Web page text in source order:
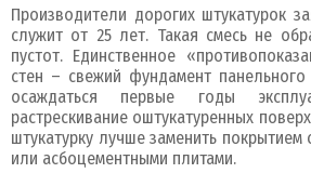
Производители дорогих штукатурок
служит от 25 лет. Такая смесь не
пустот. Единственное
стен – свежий фундамент
осаждаться первые годы
растрескивание оштукатуренных
штукатурку лучше заменить покрытием
или асбоцементными плитами.